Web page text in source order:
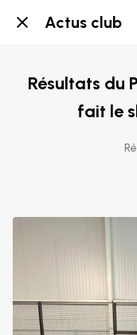
Actus club
Résultats du
fait le